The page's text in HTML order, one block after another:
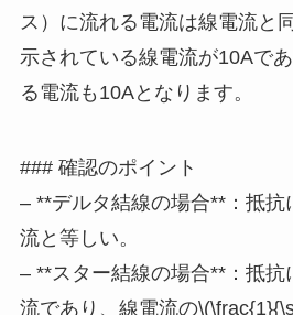
ス）に流れる電流は線電流と
示されている線電流が10Aで
る電流も10Aとなります。
### 確認のポイント
– **デルタ結線の場合**：抵
流と等しい。
– **スター結線の場合**：抵
流であり、線電流の